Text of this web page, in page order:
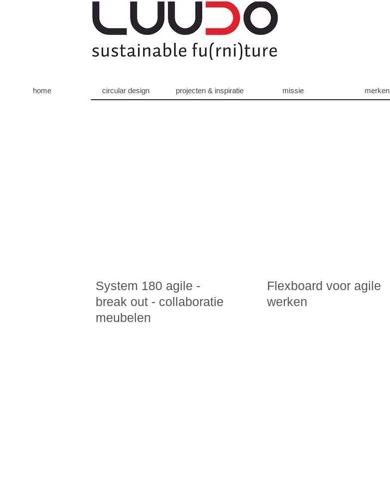
home circular design projecten & inspiratie missie merken
System 180 agile -
break out - collaboratie
meubelen
Flexboard voor agile
werken